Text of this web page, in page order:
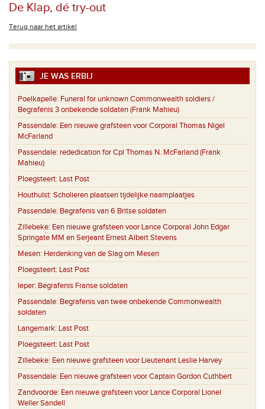
De Klap, dé try-out
Terug naar het artikel
JE WAS ERBIJ
Poelkapelle: Funeral for unknown Commonwealth soldiers /
Begrafenis 3 onbekende soldaten (Frank Mahieu)
Passendale: Een nieuwe grafsteen voor Corporal Thomas Nigel
McFarland
Passendale: rededication for Cpl Thomas N. McFarland (Frank
Mahieu)
Ploegsteert: Last Post
Houthulst: Scholieren plaatsen tijdelijke naamplaatjes
Passendale: Begrafenis van 6 Britse soldaten
Zillebeke: Een nieuwe grafsteen voor Lance Corporal John Edgar
Springate MM en Serjeant Ernest Albert Stevens
Mesen: Herdenking van de Slag om Mesen
Ploegsteert: Last Post
Ieper: Begrafenis Franse soldaten
Passendale: Begrafenis van twee onbekende Commonwealth
soldaten
Langemark: Last Post
Ploegsteert: Last Post
Zillebeke: Een nieuwe grafsteen voor Lieutenant Leslie Harvey
Passendale: Een nieuwe grafsteen voor Captain Gordon Cuthbert
Zandvoorde: Een nieuwe grafsteen voor Lance Corporal Lionel
Weller Sandell